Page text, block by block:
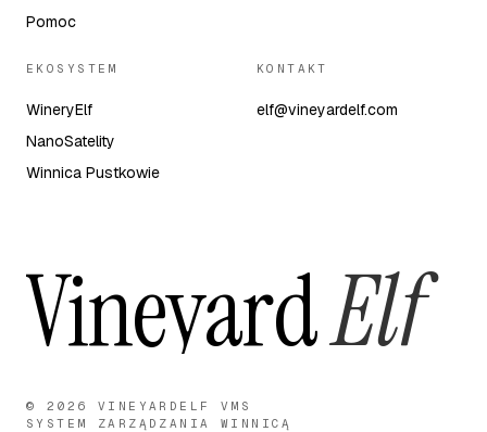
Pomoc
EKOSYSTEM
WineryElf
NanoSatelity
Winnica Pustkowie
KONTAKT
elf@vineyardelf.com
VineyardElf
© 2026 VINEYARDELF VMS
SYSTEM ZARZĄDZANIA WINNICĄ